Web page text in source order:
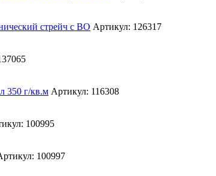
Артикул: 126317
Артикул: 116308
100995
100997